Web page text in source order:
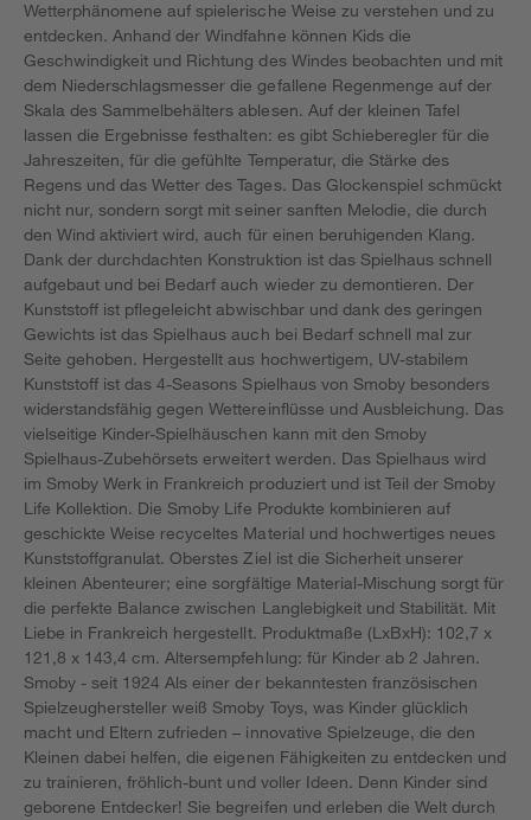
Wetterphänomene auf spielerische Weise zu verstehen und zu
entdecken. Anhand der Windfahne können Kids die
Geschwindigkeit und Richtung des Windes beobachten und mit
dem Niederschlagsmesser die gefallene Regenmenge auf der
Skala des Sammelbehälters ablesen. Auf der kleinen Tafel
lassen die Ergebnisse festhalten: es gibt Schieberegler für die
Jahreszeiten, für die gefühlte Temperatur, die Stärke des
Regens und das Wetter des Tages. Das Glockenspiel schmückt
nicht nur, sondern sorgt mit seiner sanften Melodie, die durch
den Wind aktiviert wird, auch für einen beruhigenden Klang.
Dank der durchdachten Konstruktion ist das Spielhaus schnell
aufgebaut und bei Bedarf auch wieder zu demontieren. Der
Kunststoff ist pflegeleicht abwischbar und dank des geringen
Gewichts ist das Spielhaus auch bei Bedarf schnell mal zur
Seite gehoben. Hergestellt aus hochwertigem, UV-stabilem
Kunststoff ist das 4-Seasons Spielhaus von Smoby besonders
widerstandsfähig gegen Wettereinflüsse und Ausbleichung. Das
vielseitige Kinder-Spielhäuschen kann mit den Smoby
Spielhaus-Zubehörsets erweitert werden. Das Spielhaus wird
im Smoby Werk in Frankreich produziert und ist Teil der Smoby
Life Kollektion. Die Smoby Life Produkte kombinieren auf
geschickte Weise recyceltes Material und hochwertiges neues
Kunststoffgranulat. Oberstes Ziel ist die Sicherheit unserer
kleinen Abenteurer; eine sorgfältige Material-Mischung sorgt für
die perfekte Balance zwischen Langlebigkeit und Stabilität. Mit
Liebe in Frankreich hergestellt. Produktmaße (LxBxH): 102,7 x
121,8 x 143,4 cm. Altersempfehlung: für Kinder ab 2 Jahren.
Smoby - seit 1924 Als einer der bekanntesten französischen
Spielzeughersteller weiß Smoby Toys, was Kinder glücklich
macht und Eltern zufrieden – innovative Spielzeuge, die den
Kleinen dabei helfen, die eigenen Fähigkeiten zu entdecken und
zu trainieren, fröhlich-bunt und voller Ideen. Denn Kinder sind
geborene Entdecker! Sie begreifen und erleben die Welt durch